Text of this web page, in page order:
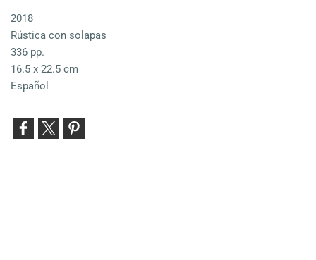
2018
Rústica con solapas
336 pp.
16.5 x 22.5 cm
Español